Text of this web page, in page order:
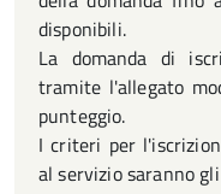
disponibili.
La domanda di
tramite l'allegato
punteggio.
I criteri per
al servizio saranno